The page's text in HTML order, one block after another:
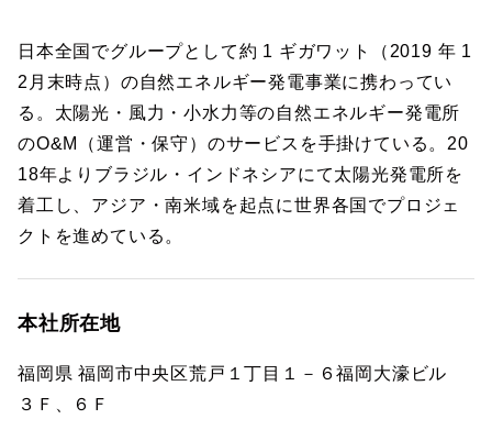
日本全国でグループとして約 1 ギガワット（2019 年 1
2月末時点）の自然エネルギー発電事業に携わってい
る。太陽光・風力・小水力等の自然エネルギー発電所
のO&M（運営・保守）のサービスを手掛けている。20
18年よりブラジル・インドネシアにて太陽光発電所を
着工し、アジア・南米域を起点に世界各国でプロジェ
クトを進めている。
本社所在地
福岡県 福岡市中央区荒戸１丁目１－６福岡大濠ビル
３Ｆ、６Ｆ